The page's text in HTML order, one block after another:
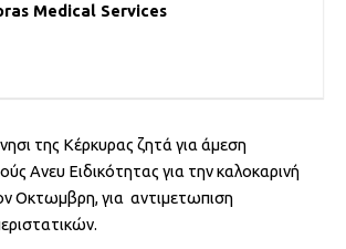
Medical Services
της Κέρκυρας ζητά για άμεση
Ανευ Ειδικότητας για την καλοκαρινή
Οκτωμβρη, για αντιμετωπιση